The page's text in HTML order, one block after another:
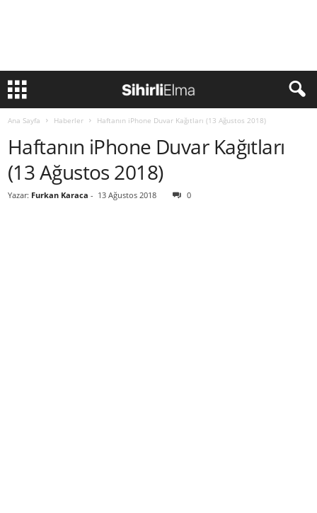
Ana Sayfa Haberler Haftanın iPhone Duvar Kağıtları (13 Ağustos 2018)
Haftanın iPhone Duvar Kağıtları
(13 Ağustos 2018)
Yazar: Furkan Karaca - 13 Ağustos 2018 0